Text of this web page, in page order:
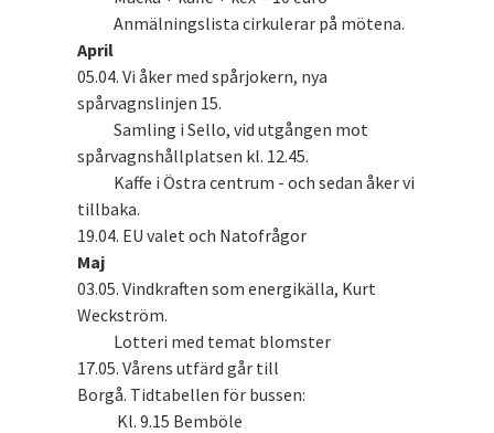
Anmälningslista cirkulerar på mötena.
April
05.04. Vi åker med spårjokern, nya
spårvagnslinjen 15.
Samling i Sello, vid utgången mot
spårvagnshållplatsen kl. 12.45.
Kaffe i Östra centrum - och sedan åker vi
tillbaka.
19.04. EU valet och Natofrågor
Maj
03.05. Vindkraften som energikälla, Kurt
Weckström.
Lotteri med temat blomster
17.05. Vårens utfärd går till
Borgå. Tidtabellen för bussen:
Kl. 9.15 Bemböle